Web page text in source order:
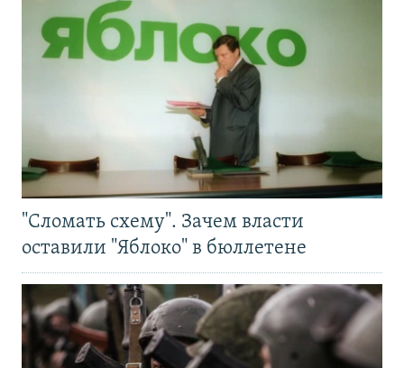
"Сломать схему". Зачем власти
оставили "Яблоко" в бюллетене